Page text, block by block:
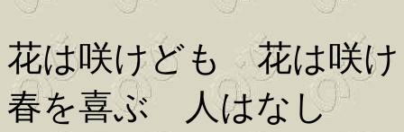
花は咲けども 花は咲
春を喜ぶ 人はなし